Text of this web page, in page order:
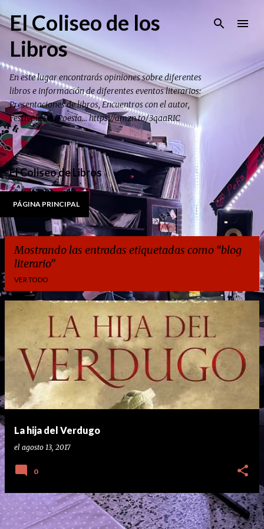
Ir al contenido principal
El Coliseo de los
Libros
En este lugar encontrarás opiniones sobre diferentes
libros e información de diferentes eventos literarios:
Presentaciones de libros, Encuentros con el autor,
Festivales de Poesía... https://amzn.to/3qaaRIC
El Coliseo de Libros
PÁGINA PRINCIPAL
Mostrando las entradas etiquetadas como blog
literario
VER TODO
E
t
a
d
a
s
La hija del Verdugo
el agosto 13, 2017
0